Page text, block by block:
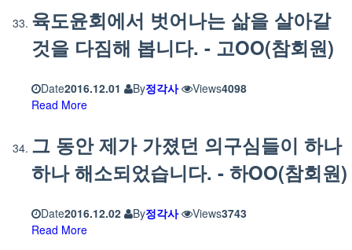
육도윤회에서 벗어나는 삶을 살아갈
것을 다짐해 봅니다. - 고OO(참회원)
Date2016.12.01 By정각사 Views4098
Read More
그 동안 제가 가졌던 의구심들이 하나
하나 해소되었습니다. - 하OO(참회원)
Date2016.12.02 By정각사 Views3743
Read More